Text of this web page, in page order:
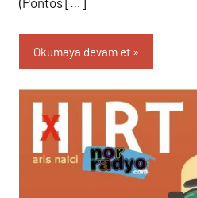
Okumaya devam et